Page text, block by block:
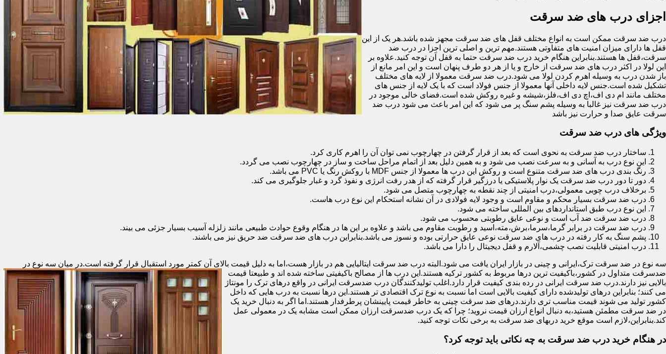
اجزای درب های ضد سرقت
درب ضد سرقت ممکن است به انواع مختلف قفل های ضد سرقت مجهز شده باشد.هر یک از این
قفل ها دارای میزان امنیت های متفاوتی هستند.مهم ترین و اصلی ترین اجزا در درب ضد
سرقت،قفل ها هستند.بنابراین هنگام خرید درب ضد سرقت حتما به قفل آن توجه کنید.علاوه بر
این لولا در اکثر درب های ضد سرقت از خارج و یا از هر دو طرف پنهان است و این امر مانع از
باز شدن درب به وسیله اهرم کردن لولا می شود.درب ضد سرقت معمولا از لایه های مختلف
تشکیل شده است.جنس لایه داخلی آنها معمولا از جنس فولاد است که با یک لایه از جنس های
مختلف مانند ام دی اف،اچ دی اف،فلز،شیشه و غیره روکش شده است.فضای خالی موجود در
درب ضد سرقت نیز غالبا به وسیله پشم سنگ پر می شود که این امر باعث می شود درب ضد
سرقت عایق صدا و حرارت نیز باشد
ویژگی های درب ضد سرقت
ساختار درب ضد سرقت به نحوی است که بعد از قرار گرفتن در چهارچوب نمی توان آن را اهرم کاری کرد.
این نوع درب به آسانی و به سرعت نصب می شود و به همین دلیل بعد از اتمام مراحل ساخت و ساز در چهارچوب نصب می گردد.
رنگ بندی درب های ضد سرقت متنوع است و روکش این درب ها معمولا از جنس MDF با روکش رنگ یا PVC می باشد.
دور تا دور درب ضد سرقت یک نوار پلاستیکی یا درزگیر قرار گرفته که از هدر رفت انرژی و نفوذ گرد و غبار جلوگیری می کند.
برخلاف درب چوبی معمولی،درب امنیتی از چند نقطه به چهارچوب متصل می شود.
درب ضد سرقت بسیار محکم و مقاوم است و وجود لایه فولادی در آن نشانه استحکام این نوع درب هاست.
این نوع درب طبق استانداردهای بین المللی ساخته می شود.
درب ضد سرقت ضد آب است و نوعی عایق رطوبتی محسوب می شود.
درب ضد سرقت در برابر گرما،سرما،برش،مته،اسید و رطوبت مقاوم می باشد و علاوه بر این ها در هنگام وقوع حوادث طبیعی مانند زلزله آسیب بسیار جزئی می بیند.
پشم سنگ به کار رفته در درب های ضد سرقت نوعی عایق حرارتی بوده و نسوز می باشد.بنابراین درب های ضد سرقت ضد حریق نیز می باشند.
درب امنیتی قابلیت نصب چشمی،آلارم و قفل دیجیتال را دارا می باشد.
سه نوع در ضد سرقت ترک،ایرانی و چینی در بازار ایران یافت می شود.البته درب ضد سرقت ایتالیایی هم در بازار هست،اما به دلیل قیمت بالای آن کمتر مورد استقبال قرار گرفته است.در میان سه نوع در
ضدسرقت متداول در کشور،باکیفیت ترین درها مربوط به کشور ترکیه هستند.این درب ها از مصالح باکیفیتی ساخته شده اند و طبیعتا قیمت
بالایی نیز دارند.درب ضد سرقت ایرانی در رده بندی کیفیت قرار دارد.اغلب تولیدکنندگان درب ضدسرقت ایرانی در واقع درهای ترک را مونتاژ
می کنند؛ بنابراین درهای تولیدشده دارای کیفیت بالایی است اما نسبت به نوع ترک اقتصادی تر هستند.این درها نسبت به درب هایی که داخل
کشور تولید می شوند قیمت مناسب تری دارند.درهای ضد سرقت چینی به خاطر قیمت پایینشان پرطرفدار هستند.اما اگر به دنبال خرید یک
در ضد سرقت مطمئن هستید،به دنبال انواع ارزان قیمت نروید؛ چرا که یک درب ضدسرقت ارزان ممکن است مشابه یک در معمولی عمل
کند.بنابراین،لازم است موقع خرید دربهای ضد سرقت به برخی نکات توجه کنید.
در هنگام خرید درب ضد سرقت به چه نکاتی باید توجه کرد؟